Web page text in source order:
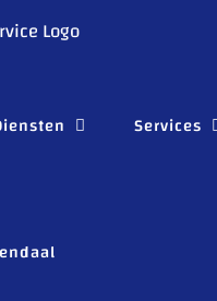
Services